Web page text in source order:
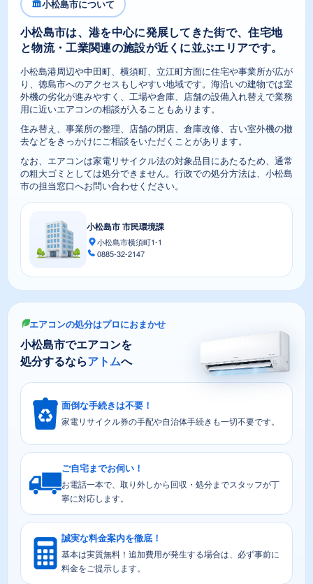
小松島市について
小松島市は、港を中心に発展してきた街で、住宅地
と物流・工業関連の施設が近くに並ぶエリアです。
小松島港周辺や中田町、横須町、立江町方面に住宅や事業所が広が
り、徳島市へのアクセスもしやすい地域です。海沿いの建物では室
外機の劣化が進みやすく、工場や倉庫、店舗の設備入れ替えで業務
用に近いエアコンの相談が入ることもあります。
住み替え、事業所の整理、店舗の閉店、倉庫改修、古い室外機の撤
去などをきっかけにご相談をいただくことがあります。
なお、エアコンは家電リサイクル法の対象品目にあたるため、通常
の粗大ゴミとしては処分できません。行政での処分方法は、小松島
市の担当窓口へお問い合わせください。
小松島市 市民環境課
小松島市横須町1-1
0885-32-2147
エアコンの処分はプロにおまかせ
小松島市でエアコンを
処分するならアトムへ
面倒な手続きは不要！
家電リサイクル券の手配や自治体手続きも一切不要です。
ご自宅までお伺い！
お電話一本で、取り外しから回収・処分までスタッフが丁
寧に対応します。
誠実な料金案内を徹底！
基本は実質無料！追加費用が発生する場合は、必ず事前に
料金をご提示します。